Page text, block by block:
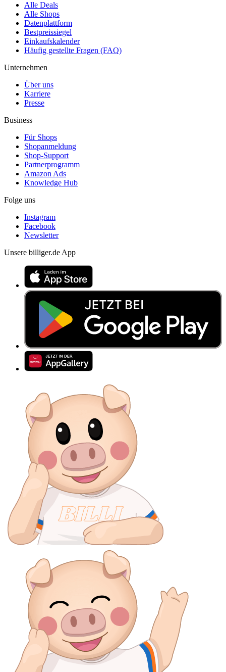
Alle Deals
Alle Shops
Datenplattform
Bestpreissiegel
Einkaufskalender
Häufig gestellte Fragen (FAQ)
Unternehmen
Über uns
Karriere
Presse
Business
Für Shops
Shopanmeldung
Shop-Support
Partnerprogramm
Amazon Ads
Knowledge Hub
Folge uns
Instagram
Facebook
Newsletter
Unsere billiger.de App